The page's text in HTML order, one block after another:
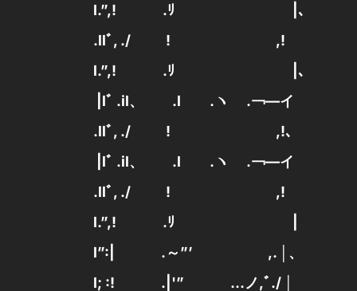
l.”,! .ﾘ |、
.llﾞ, ./ ! ,!
l.”,! .ﾘ |、
|lﾞ .il、 .l .ヽ .￢—イ
.llﾞ, ./ ! ,!、
|lﾞ .il、 .l .ヽ .￢—イ
.llﾞ, ./ ! ,!
l.”,! .ﾘ |
l”:| .～”’ ,. │、
l; :! .|'” …ノ,ﾞ./ │